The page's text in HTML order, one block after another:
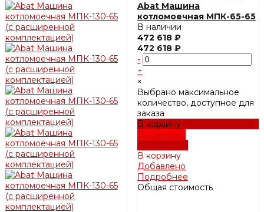
Abat Машина
котломоечная МПК-65-65
В наличии
472 618 ₽
472 618 ₽
-
+
×
Выбрано максимальное
количество, доступное для
заказа
В корзину
Добавлено
В корзину
Добавлено
Подробнее
Общая стоимость